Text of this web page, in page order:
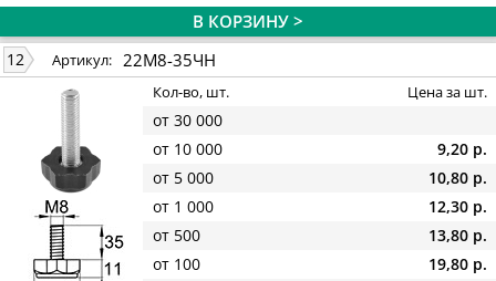
В КОРЗИНУ >
12 Артикул: 22М8-35ЧН
Кол-во, шт. Цена за шт.
от 30 000
от 10 000
9,20 р.
от 5 000
10,80 р.
от 1 000
12,30 р.
от 500
13,80 р.
от 100
19,80 р.